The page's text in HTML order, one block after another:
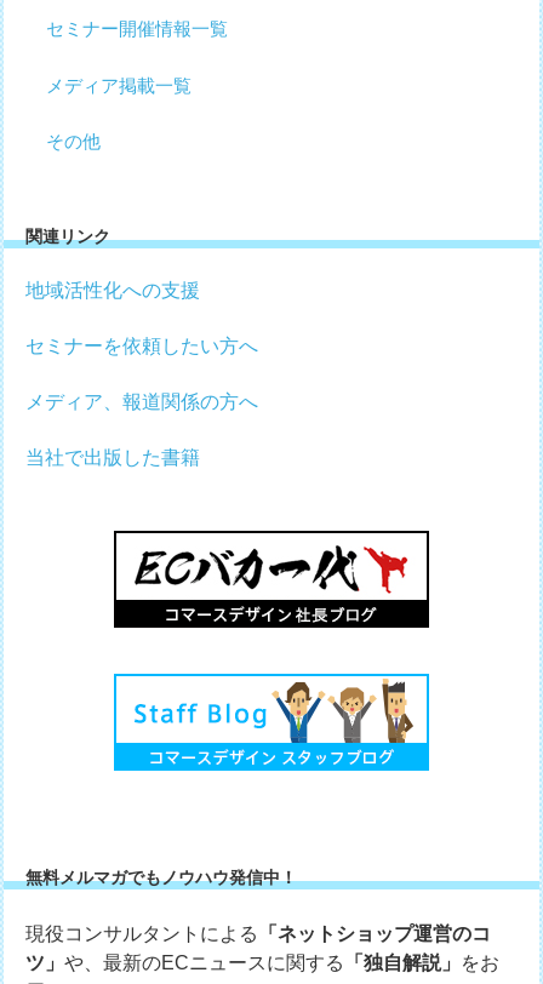
セミナー開催情報一覧
メディア掲載一覧
その他
関連リンク
地域活性化への支援
セミナーを依頼したい方へ
メディア、報道関係の方へ
当社で出版した書籍
無料メルマガでもノウハウ発信中！
現役コンサルタントによる
「ネットショップ運営のコ
ツ」や、最新のECニュースに関する 「独自解説」 をお